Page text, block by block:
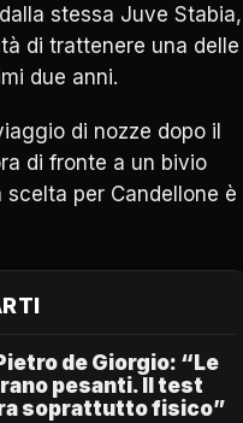
stessa Juve Stabia,
di trattenere una delle
due anni.
di nozze dopo il
di fronte a un bivio
per Candellone è
de Giorgio: “Le
pesanti. Il test
soprattutto fisico”